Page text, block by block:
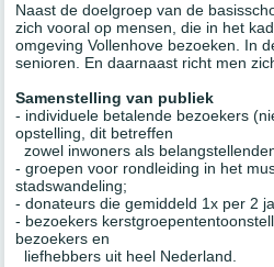
Naast de doelgroep van de
zich vooral op mensen, die in het
omgeving Vollenhove bezoeken. In
senioren. En daarnaast richt men
Samenstelling van publiek
- individuele betalende bezoekers
opstelling, dit betreffen
zowel inwoners als
- groepen voor rondleiding in het
stadswandeling;
- donateurs die gemiddeld 1x per 2
- bezoekers
bezoekers en
liefhebbers uit heel Nederland.